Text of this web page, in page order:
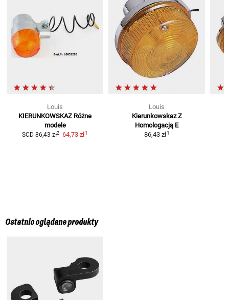
Louis
KIERUNKOWSKAZ Różne
modele
SCD 86,43 zł2 64,73 zł1
Louis
Kierunkowskaz Z
Homologacją E
86,43 zł1
Ostatnio oglądane produkty